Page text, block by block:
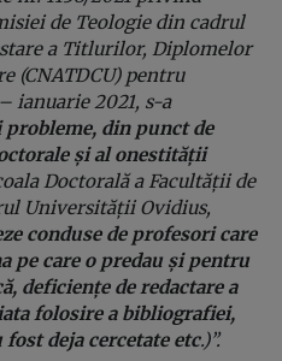
de Teologie din cadrul
a Titlurilor, Diplomelor
(CNATDCU) pentru
ianuarie 2021, s-a
probleme, din punct de
și al onestității
Doctorală a Facultății de
Universității Ovidius,
conduse de profesori care
pe care o predau și pentru
deficiențe de redactare a
folosire a bibliografiei,
deja cercetate etc.)”.